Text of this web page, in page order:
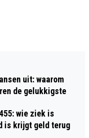
uit: waarom
de gelukkigste
wie ziek is
is krijgt geld terug